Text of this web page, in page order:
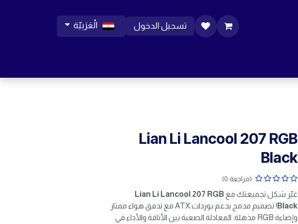
تسجيل الدخول الْعَرَبيّة
Lian Li Lancool 207 RGB
Black
(مراجعة 0)
غيّر شكل تجميعتك مع Lian Li Lancool 207 RGB
Black
! تصميم مدمج يدعم بوردات ATX مع تدفق هواء ممتاز
وإضاءة RGB مذهلة. المعادلة الصعبة بين الأناقة والأداء في